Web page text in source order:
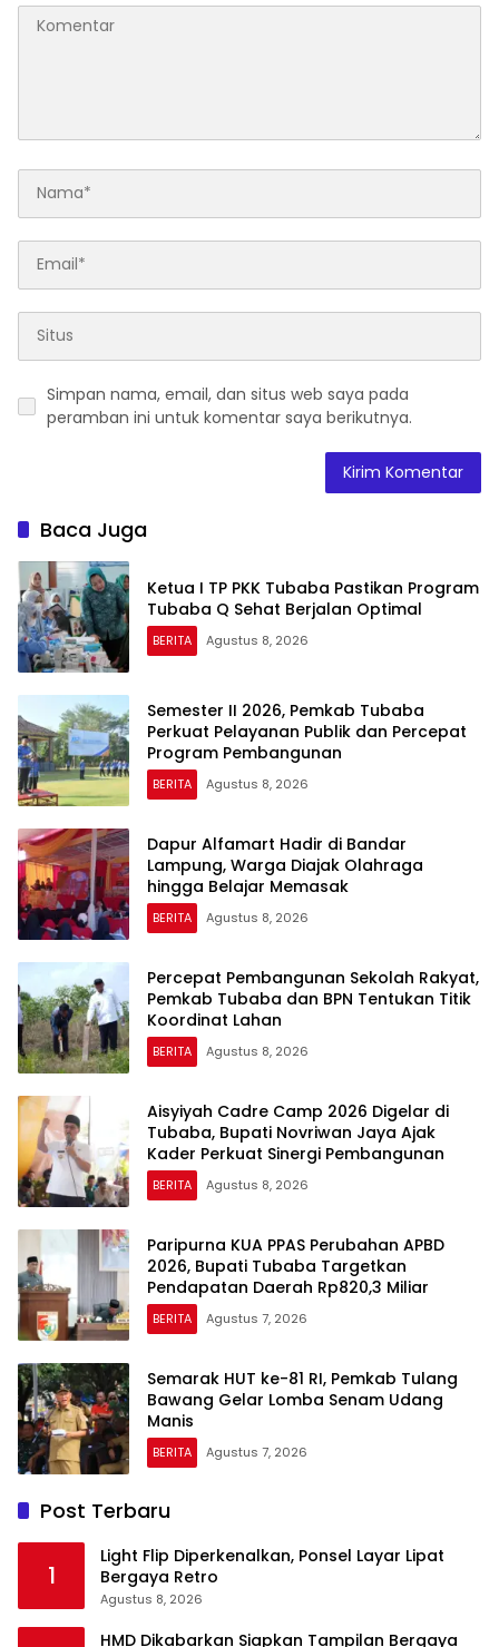
Simpan nama, email, dan situs web saya pada
peramban ini untuk komentar saya berikutnya.
Baca Juga
Ketua I TP PKK Tubaba Pastikan Program
Tubaba Q Sehat Berjalan Optimal
BERITA Agustus 8, 2026
Semester II 2026, Pemkab Tubaba
Perkuat Pelayanan Publik dan Percepat
Program Pembangunan
BERITA Agustus 8, 2026
Dapur Alfamart Hadir di Bandar
Lampung, Warga Diajak Olahraga
hingga Belajar Memasak
BERITA Agustus 8, 2026
Percepat Pembangunan Sekolah Rakyat,
Pemkab Tubaba dan BPN Tentukan Titik
Koordinat Lahan
BERITA Agustus 8, 2026
Aisyiyah Cadre Camp 2026 Digelar di
Tubaba, Bupati Novriwan Jaya Ajak
Kader Perkuat Sinergi Pembangunan
BERITA Agustus 8, 2026
Paripurna KUA PPAS Perubahan APBD
2026, Bupati Tubaba Targetkan
Pendapatan Daerah Rp820,3 Miliar
BERITA Agustus 7, 2026
Semarak HUT ke-81 RI, Pemkab Tulang
Bawang Gelar Lomba Senam Udang
Manis
BERITA Agustus 7, 2026
Post Terbaru
1
Light Flip Diperkenalkan, Ponsel Layar Lipat
Bergaya Retro
Agustus 8, 2026
HMD Dikabarkan Siapkan Tampilan Bergaya